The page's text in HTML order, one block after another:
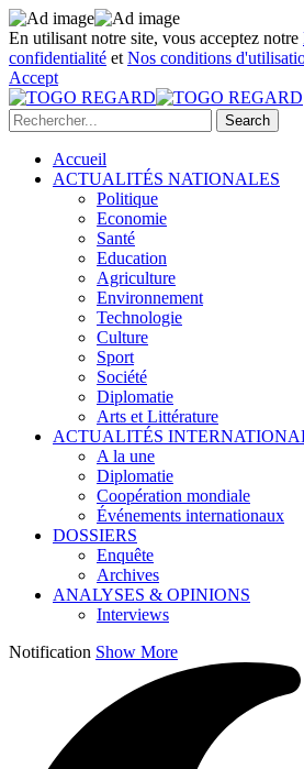
En utilisant notre site, vous acceptez notre
confidentialité et Nos conditions
Accept
Accueil
ACTUALITÉS NATIONALES
Politique
Economie
Santé
Education
Agriculture
Environnement
Technologie
Culture
Sport
Société
Diplomatie
Arts et Littérature
ACTUALITÉS
A la une
Diplomatie
Coopération mondiale
Événements internationaux
DOSSIERS
Enquête
Archives
ANALYSES & OPINIONS
Interviews
Notification Show More